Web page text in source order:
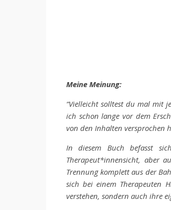
Meine Meinung:
“Vielleicht solltest du mal mit
ich schon lange vor dem
von den Inhalten versprochen
In diesem Buch befasst
Therapeut*innensicht, aber
Trennung komplett aus der
sich bei einem Therapeuten
verstehen, sondern auch ihre